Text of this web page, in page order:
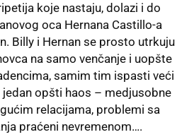
koje nastaju, dolazi i do
oca Hernana Castillo-a
Billy i Hernan se prosto utrkuju
na samo venčanje i uopšte
samim tim ispasti veći
opšti haos – medjusobne
relacijama, problemi sa
praćeni nevremenom….